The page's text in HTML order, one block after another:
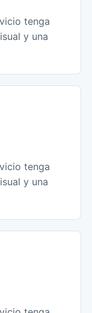
tenga
y una
tenga
y una